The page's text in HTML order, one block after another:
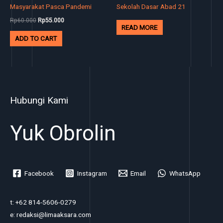
Masyarakat Pasca Pandemi
Rp60.000 Rp55.000
ADD TO CART
Sekolah Dasar Abad 21
READ MORE
Hubungi Kami
Yuk Obrolin
Facebook Instagram Email WhatsApp
t: +62 814-5606-0279
e: redaksi@limaaksara.com